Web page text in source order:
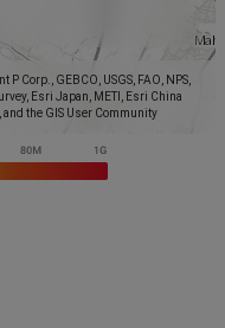
Corp., GEBCO, USGS, FAO, NPS,
Esri Japan, METI, Esri China
the GIS User Community